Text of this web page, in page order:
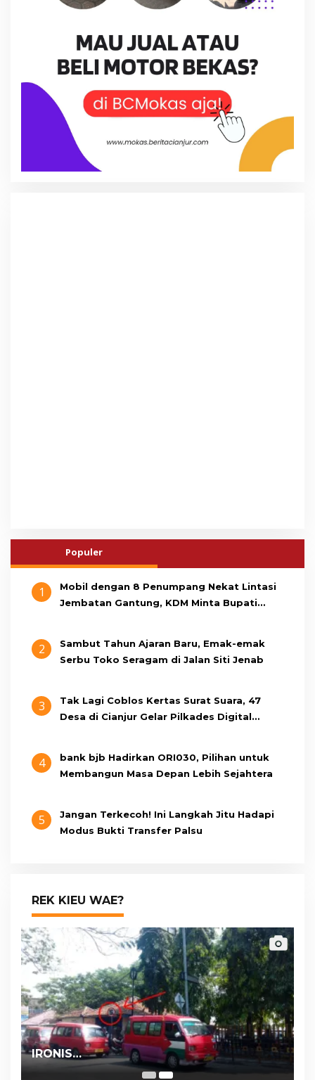
Populer
1
Mobil dengan 8 Penumpang Nekat Lintasi
Jembatan Gantung, KDM Minta Bupati
2
Sambut Tahun Ajaran Baru, Emak-emak
Serbu Toko Seragam di Jalan Siti Jenab
3
Tak Lagi Coblos Kertas Surat Suara, 47
Desa di Cianjur Gelar Pilkades Digital
4
bank bjb Hadirkan ORI030, Pilihan untuk
Membangun Masa Depan Lebih Sejahtera
5
Jangan Terkecoh! Ini Langkah Jitu Hadapi
Modus Bukti Transfer Palsu
REK KIEU WAE?
IRONIS…